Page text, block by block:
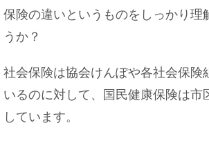
男子の実態を調査
保険の違いというものをしっかり理
うか？
社会保険は協会けんぽや各社会保険
いるのに対して、国民健康保険は市
しています。